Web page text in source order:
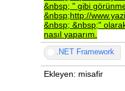
&nbsp; " gibi
&nbsp;http://
&nbsp; &nbsp;"
nasıl yaparım.
.NET Framework
Ekleyen: misafir